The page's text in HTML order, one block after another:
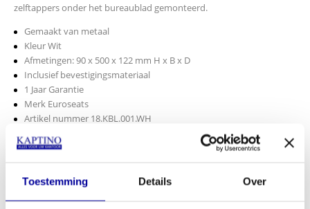
Toestemming Details Over
zelftappers onder het bureaublad gemonteerd.
Gemaakt van metaal
Kleur Wit
Afmetingen: 90 x 500 x 122 mm H x B x D
Inclusief bevestigingsmateriaal
1 Jaar Garantie
Merk Euroseats
Artikel nummer 18.KBL.001.WH
INCL BTW:
In mijn winkelwagen